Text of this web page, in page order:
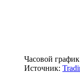
Часовой
Источник: